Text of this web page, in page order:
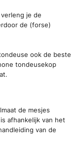
je de
de (forse)
ook de beste
tondeusekop
de mesjes
afhankelijk van het
van de